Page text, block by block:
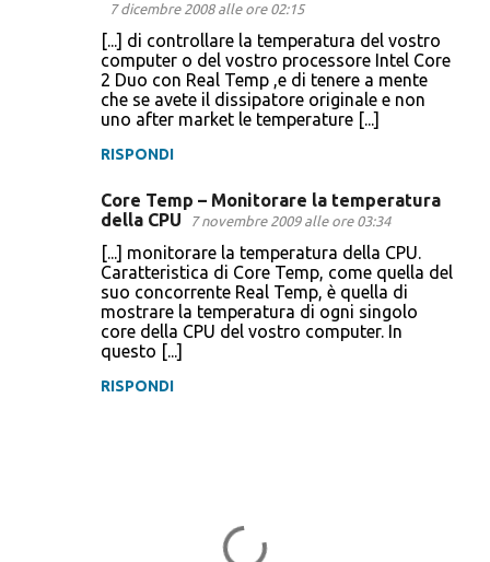
7 dicembre 2008 alle ore 02:15
[...] di controllare la temperatura del vostro
computer o del vostro processore Intel Core
2 Duo con Real Temp ,e di tenere a mente
che se avete il dissipatore originale e non
uno after market le temperature [...]
RISPONDI
Core Temp – Monitorare la temperatura
della CPU
7 novembre 2009 alle ore 03:34
[...] monitorare la temperatura della CPU.
Caratteristica di Core Temp, come quella del
suo concorrente Real Temp, è quella di
mostrare la temperatura di ogni singolo
core della CPU del vostro computer. In
questo [...]
RISPONDI